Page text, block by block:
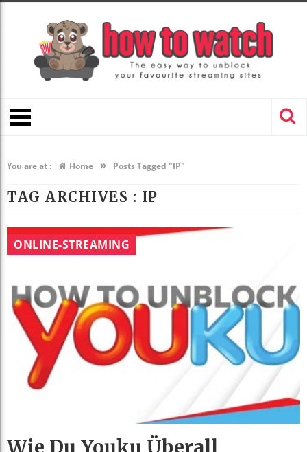
You are at : Home » Posts Tagged "IP"
TAG ARCHIVES : IP
ONLINE-STREAMING